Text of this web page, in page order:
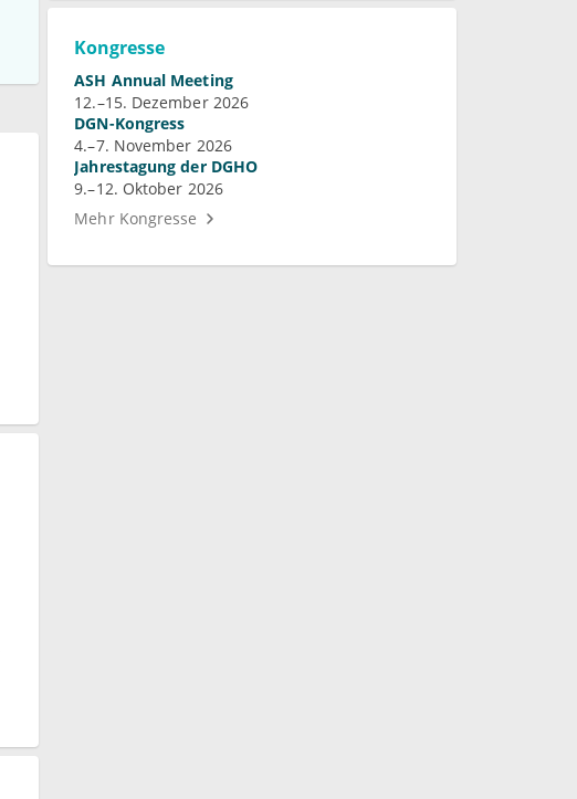
Kongresse
ASH Annual Meeting
12.–15. Dezember 2026
DGN-Kongress
4.–7. November 2026
Jahrestagung der DGHO
9.–12. Oktober 2026
Mehr Kongresse